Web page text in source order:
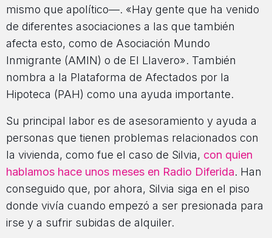
mismo que apolítico—. «Hay gente que ha venido
de diferentes asociaciones a las que también
afecta esto, como de Asociación Mundo
Inmigrante (AMIN) o de El Llavero». También
nombra a la Plataforma de Afectados por la
Hipoteca (PAH) como una ayuda importante.
Su principal labor es de asesoramiento y ayuda a
personas que tienen problemas relacionados con
la vivienda, como fue el caso de Silvia, con quien
hablamos hace unos meses en Radio Diferida. Han
conseguido que, por ahora, Silvia siga en el piso
donde vivía cuando empezó a ser presionada para
irse y a sufrir subidas de alquiler.